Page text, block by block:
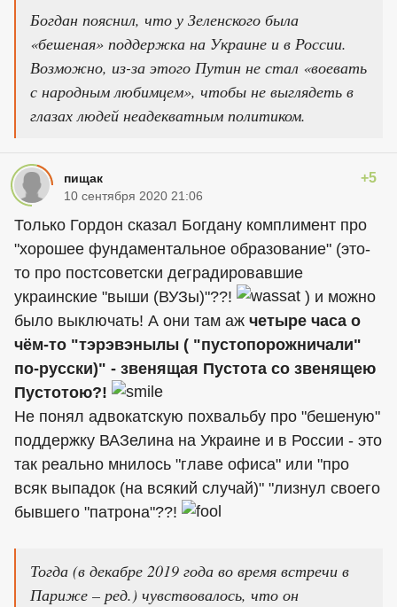
Богдан пояснил, что у Зеленского была
«бешеная» поддержка на Украине и в России.
Возможно, из-за этого Путин не стал «воевать
с народным любимцем», чтобы не выглядеть в
глазах людей неадекватным политиком.
пищак +5
10 сентября 2020 21:06
Только Гордон сказал Богдану комплимент про
"хорошее фундаментальное образование" (это-
то про постсоветски деградировавшие
украинские "выши (ВУЗы)"??!
) и можно
было выключать! А они там аж четыре часа о
чём-то "тэрэвэнылы ( "пустопорожничали"
по-русски)" - звенящая Пустота со звенящею
Пустотою?!
Не понял адвокатскую похвальбу про "бешеную"
поддержку ВАЗелина на Украине и в России - это
так реально мнилось "главе офиса" или "про
всяк выпадок (на всякий случай)" "лизнул своего
бывшего "патрона"??!
Тогда (в декабре 2019 года во время встречи в
Париже – ред.) чувствовалось, что он